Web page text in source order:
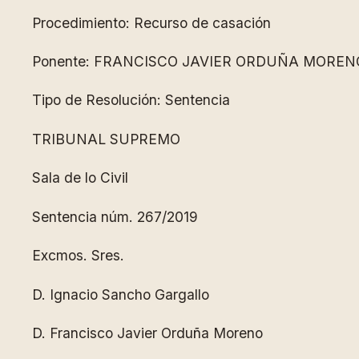
Procedimiento: Recurso de casación
Ponente: FRANCISCO JAVIER ORDUÑA
Tipo de Resolución: Sentencia
TRIBUNAL SUPREMO
Sala de lo Civil
Sentencia núm. 267/2019
Excmos. Sres.
D. Ignacio Sancho Gargallo
D. Francisco Javier Orduña Moreno